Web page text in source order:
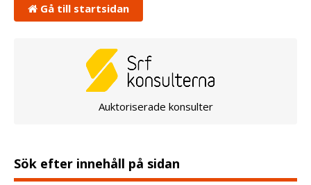
Gå till startsidan
Auktoriserade konsulter
Sök efter innehåll på sidan